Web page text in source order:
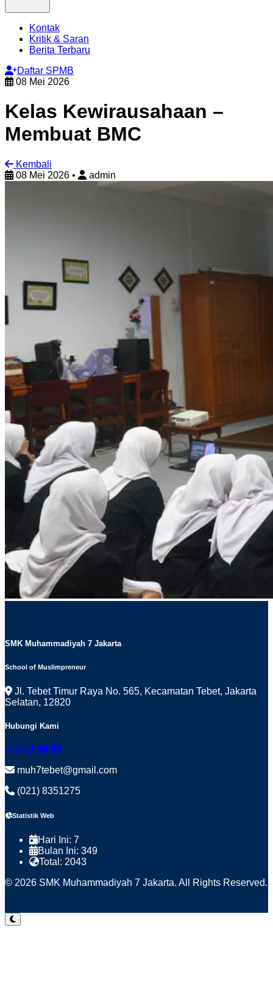
Kontak
Kritik & Saran
Berita Terbaru
Daftar SPMB
08 Mei 2026
Kelas Kewirausahaan –
Membuat BMC
Kembali
08 Mei 2026 • admin
SMK Muhammadiyah 7 Jakarta
School of Muslimpreneur
Jl. Tebet Timur Raya No. 565, Kecamatan Tebet, Jakarta
Selatan, 12820
Hubungi Kami
muh7tebet@gmail.com
(021) 8351275
Statistik Web
Hari Ini: 7
Bulan Ini: 349
Total: 2043
© 2026 SMK Muhammadiyah 7 Jakarta. All Rights Reserved.